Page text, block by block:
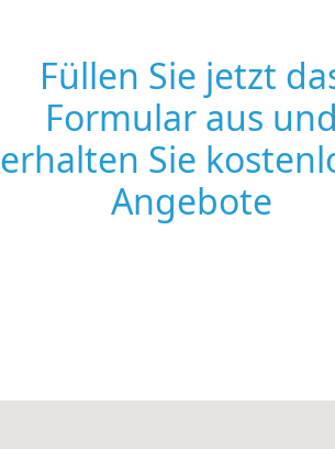
Füllen Sie jetzt
Formular aus und
erhalten Sie
Angebote